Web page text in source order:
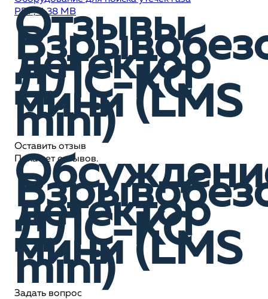
PDF, 4,38 MB
Отзывы
детектор
ДЛС-КС
мини (LMS
mini)
Оставить отзыв
Пока нет отзывов.
детектор
ДЛС-КС
мини (LMS
mini)
Задать вопрос